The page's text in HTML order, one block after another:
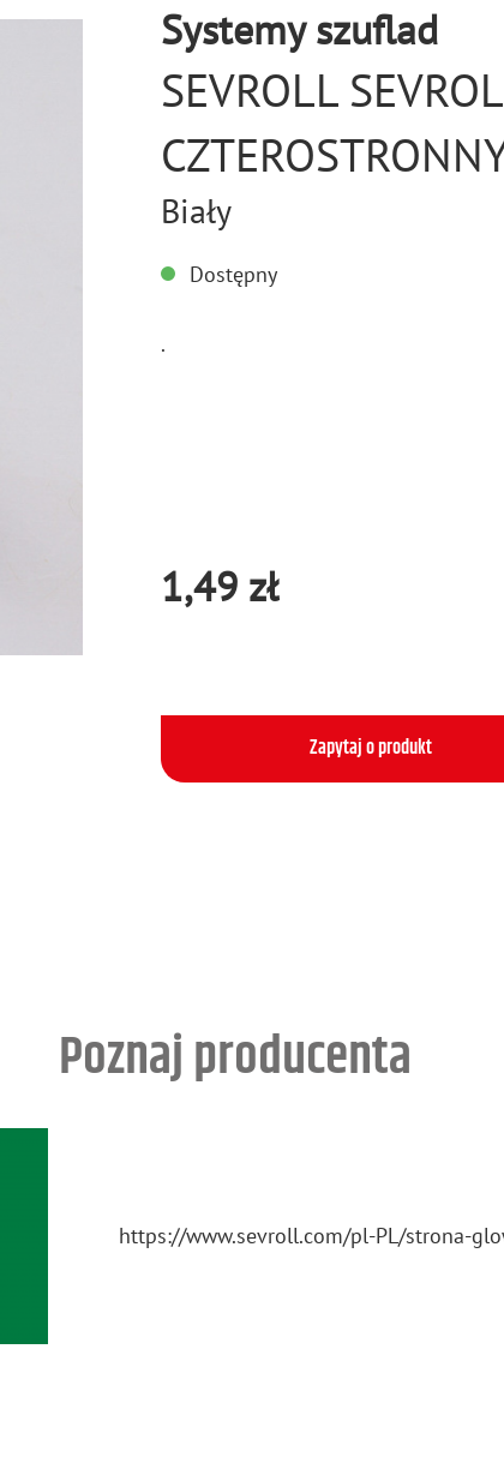
Systemy szuflad
SEVROLL
Biały
Dostępny
.
1,49 zł
Zapytaj o produkt
Poznaj producenta
https://​www.​sevroll.​com/​pl-​PL/​strona-​